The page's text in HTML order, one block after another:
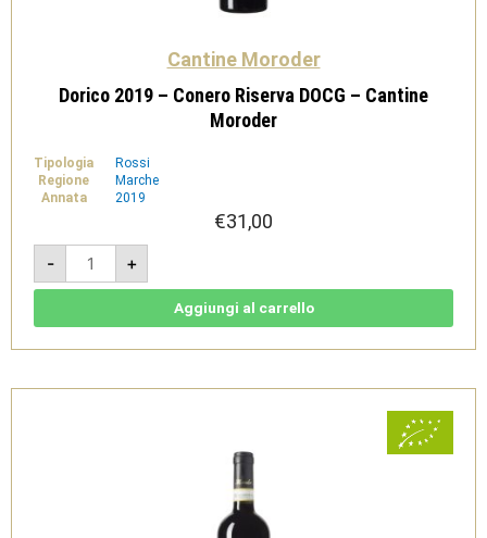
Cantine Moroder
Dorico 2019 – Conero Riserva DOCG – Cantine
Moroder
Tipologia
Rossi
Regione
Marche
Annata
2019
€31,00
-
Dorico
2019
-
Conero
Cantine
+
Aggiungi al carrello